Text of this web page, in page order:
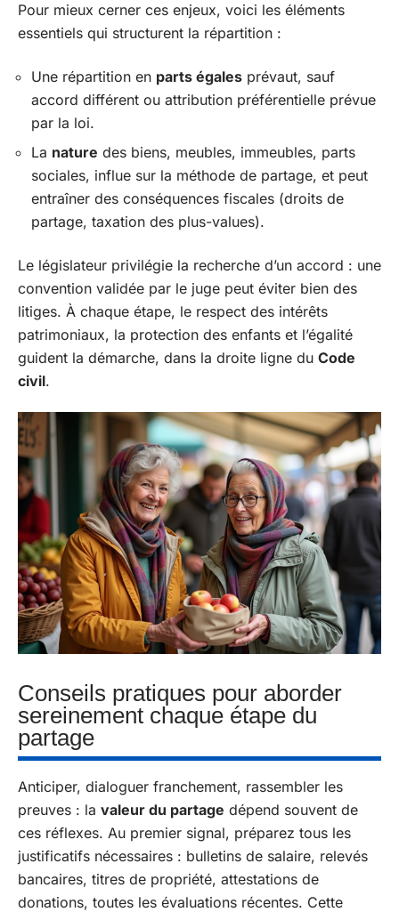
Pour mieux cerner ces enjeux, voici les éléments
essentiels qui structurent la répartition :
Une répartition en parts égales prévaut, sauf
accord différent ou attribution préférentielle prévue
par la loi.
La nature des biens, meubles, immeubles, parts
sociales, influe sur la méthode de partage, et peut
entraîner des conséquences fiscales (droits de
partage, taxation des plus-values).
Le législateur privilégie la recherche d’un accord : une
convention validée par le juge peut éviter bien des
litiges. À chaque étape, le respect des intérêts
patrimoniaux, la protection des enfants et l’égalité
guident la démarche, dans la droite ligne du Code
civil.
Conseils pratiques pour aborder
sereinement chaque étape du
partage
Anticiper, dialoguer franchement, rassembler les
preuves : la valeur du partage dépend souvent de
ces réflexes. Au premier signal, préparez tous les
justificatifs nécessaires : bulletins de salaire, relevés
bancaires, titres de propriété, attestations de
donations, toutes les évaluations récentes. Cette